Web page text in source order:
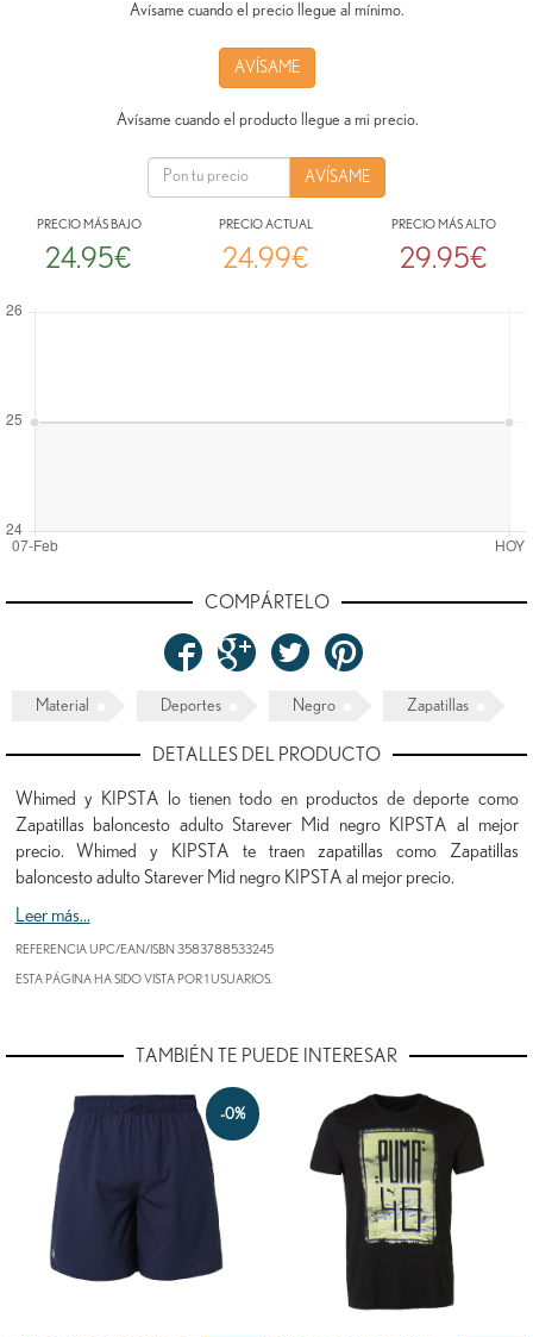
Avísame cuando el precio llegue al mínimo.
AVÍSAME
Avísame cuando el producto llegue a mi precio.
PRECIO MÁS BAJO
24.95€
PRECIO ACTUAL
24.99€
PRECIO MÁS ALTO
29.95€
COMPÁRTELO
Material Deportes Negro Zapatillas
DETALLES DEL PRODUCTO
Whimed y KIPSTA lo tienen todo en productos de deporte como
Zapatillas baloncesto adulto Starever Mid negro KIPSTA al mejor
precio. Whimed y KIPSTA te traen zapatillas como Zapatillas
baloncesto adulto Starever Mid negro KIPSTA al mejor precio.
Leer más...
REFERENCIA UPC/EAN/ISBN 3583788533245
ESTA PÁGINA HA SIDO VISTA POR 1 USUARIOS.
TAMBIÉN TE PUEDE INTERESAR
-0%